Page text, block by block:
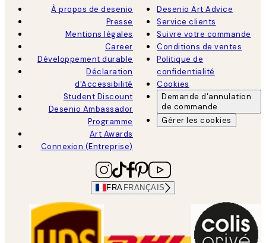
À propos de desenio
Presse
Mentions légales
Career
Développement durable
Déclaration
d'Accessibilité
Student Discount
Desenio Ambassador
Programme
Art Awards
Connexion (Entreprise)
Desenio Art Advice
Service clients
Suivre votre commande
Conditions de ventes
Politique de
confidentialité
Cookies
Demande d'annulation
de commande
Gérer les cookies
FRA FRANÇAIS